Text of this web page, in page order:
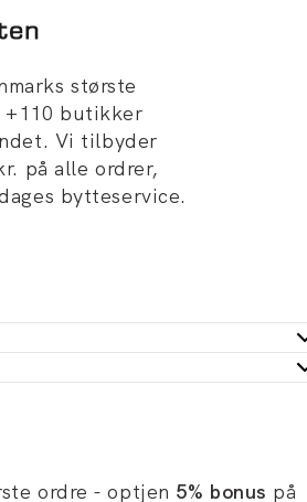
største
butikker
Vi tilbyder
på alle ordrer,
bytteservice.
ordre - optjen 5% bonus på